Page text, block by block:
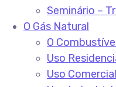
Seminário –
O Gás Natural
O
Uso
Uso Comercial